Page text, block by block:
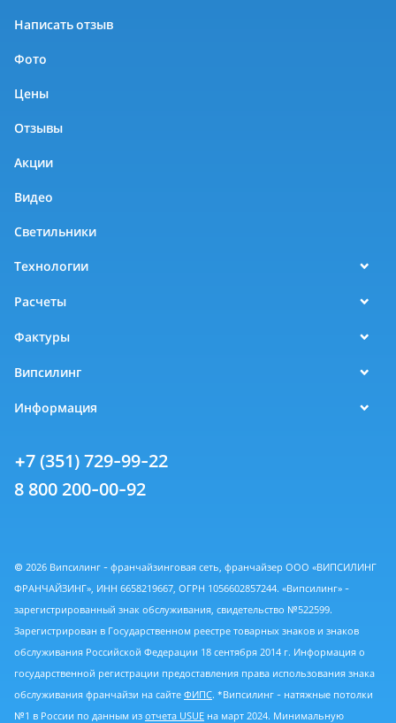
Написать отзыв
Фото
Цены
Отзывы
Акции
Видео
Светильники
Технологии
Расчеты
Фактуры
Випсилинг
Информация
+7 (351) 729-99-22
8 800 200-00-92
© 2026 Випсилинг - франчайзинговая сеть, франчайзер ООО «ВИПСИЛИНГ
ФРАНЧАЙЗИНГ», ИНН 6658219667, ОГРН 1056602857244. «Випсилинг» -
зарегистрированный знак обслуживания, свидетельство №522599.
Зарегистрирован в Государственном реестре товарных знаков и знаков
обслуживания Российской Федерации 18 сентября 2014 г. Информация о
государственной регистрации предоставления права использования знака
обслуживания франчайзи на сайте ФИПС. *Випсилинг - натяжные потолки
№1 в России по данным из отчета USUE на март 2024. Минимальную